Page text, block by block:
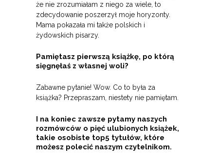
że nie zrozumiałam z niego za wiele, to
zdecydowanie poszerzył moje horyzonty.
Mama pokazała mi także polskich i
żydowskich pisarzy.
Pamiętasz pierwszą książkę, po którą
sięgnęłaś z własnej woli?
Zabawne pytanie! Wow. Co to była za
książka? Przepraszam, niestety nie pamiętam.
I na koniec zawsze pytamy naszych
rozmówców o pięć ulubionych książek,
takie osobiste top5 tytułów, które
możesz polecić naszym czytelnikom.